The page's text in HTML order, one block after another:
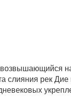
рек